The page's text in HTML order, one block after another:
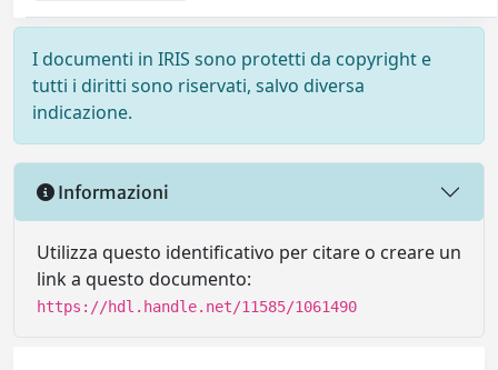
I documenti in IRIS sono protetti da copyright e
tutti i diritti sono riservati, salvo diversa
indicazione.
Informazioni
Utilizza questo identificativo per citare o creare un
link a questo documento:
https://hdl.handle.net/11585/1061490